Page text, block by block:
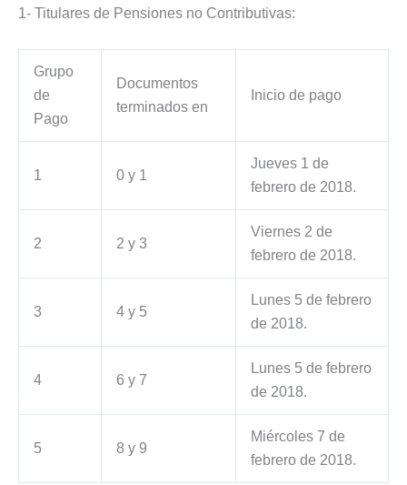
1- Titulares de Pensiones no Contributivas:
Grupo
de
Pago
Documentos
terminados en
Inicio de pago
1 0 y 1
Jueves 1 de
febrero de 2018.
2 2 y 3
Viernes 2 de
febrero de 2018.
3 4 y 5
Lunes 5 de febrero
de 2018.
4 6 y 7
Lunes 5 de febrero
de 2018.
5 8 y 9
Miércoles 7 de
febrero de 2018.